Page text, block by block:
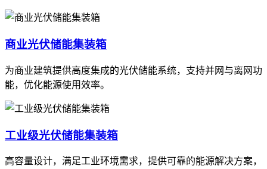
商业光伏储能集装箱
为商业建筑提供高度集成的光伏储能系统，支持并网与离网功
能，优化能源使用效率。
工业级光伏储能集装箱
高容量设计，满足工业环境需求，提供可靠的能源解决方案，